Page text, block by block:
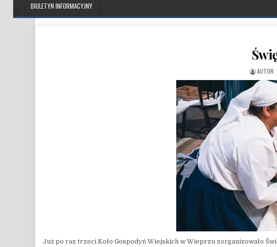
BIULETYN INFORMACYJNY
Już po raz trzeci Koło Gospodyń Wiejskich w Wieprzu zorganizowało